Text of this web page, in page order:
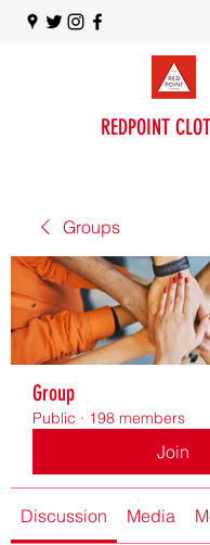
REDPOINT
Groups
Group
Public · 198 members
Join
Discussion Media